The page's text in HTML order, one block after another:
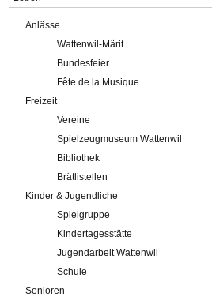
Anlässe
Wattenwil-Märit
Bundesfeier
Fête de la Musique
Freizeit
Vereine
Spielzeugmuseum Wattenwil
Bibliothek
Brätlistellen
Kinder & Jugendliche
Spielgruppe
Kindertagesstätte
Jugendarbeit Wattenwil
Schule
Senioren